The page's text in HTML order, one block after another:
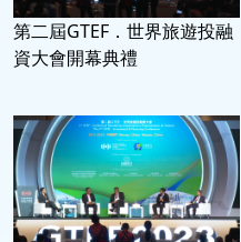
第二屆GTEF．世界旅遊投融
資大會開幕典禮